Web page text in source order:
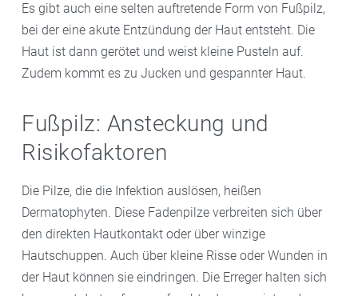
Es gibt auch eine selten auftretende Form von Fußpilz,
bei der eine akute Entzündung der Haut entsteht. Die
Haut ist dann gerötet und weist kleine Pusteln auf.
Zudem kommt es zu Jucken und gespannter Haut.
Fußpilz: Ansteckung und
Risikofaktoren
Die Pilze, die die Infektion auslösen, heißen
Dermatophyten. Diese Fadenpilze verbreiten sich über
den direkten Hautkontakt oder über winzige
Hautschuppen. Auch über kleine Risse oder Wunden in
der Haut können sie eindringen. Die Erreger halten sich